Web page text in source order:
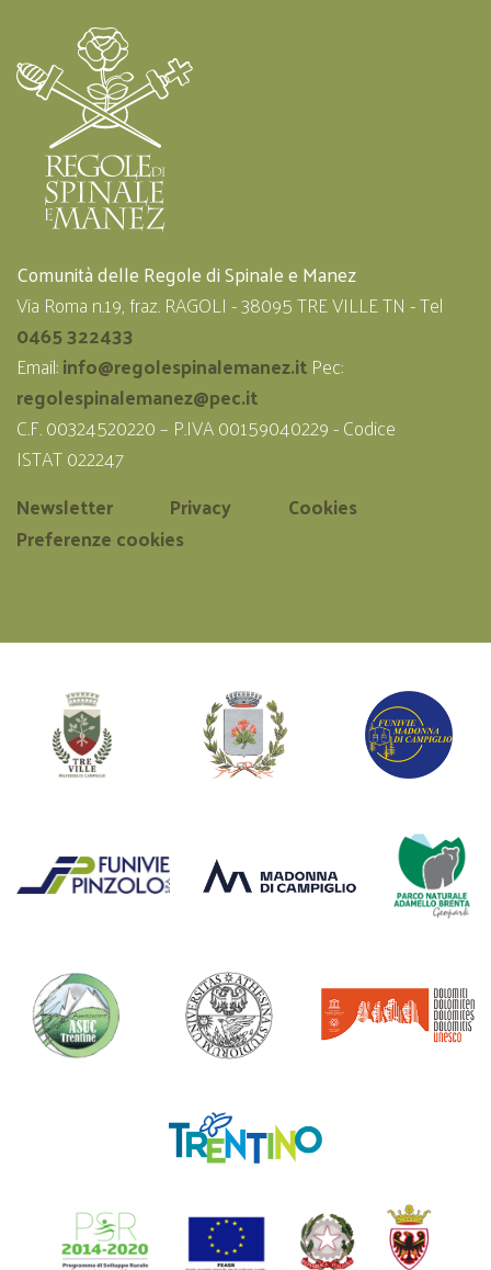
Comunità delle Regole di Spinale e Manez
Via Roma n.19, fraz. RAGOLI - 38095 TRE VILLE TN - Tel
0465 322433
Email:info@regolespinalemanez.itPec:
regolespinalemanez@pec.it
C.F. 00324520220 – P.IVA 00159040229 - Codice
ISTAT 022247
Newsletter
Privacy
Cookies
Preferenze cookies